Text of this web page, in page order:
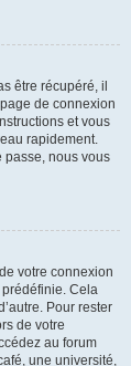
être récupéré, il
de connexion
et vous
rapidement.
passe, nous vous
votre connexion
Cela
Pour rester
de votre
au forum
une université,